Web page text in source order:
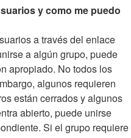
y como me puedo
a través del enlace
a algún grupo, puede
apropiado. No todos los
algunos requieren
están cerrados y algunos
abierto, puede unirse
Si el grupo requiere